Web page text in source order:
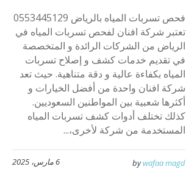
فحص تسربات المياه بالرياض 0553445129
تعتبر شركة افنان لفحص تسربات المياه في
الرياض من الشركات الرائدة و المتخصصة
في تقديم خدمات كشف و إصلاح تسربات
المياه بكفاءة عالية و دقة متناهية. حيث تعد
شركة افنان واحدة من أفضل الخيارات و
أكثرها شعبية بين المواطنين السعوديين.
كذلك تختلف أدوات كشف تسربات المياه
المستخدمة من شركة لأخرى،...
6 مارس، 2025 bywafaa magd